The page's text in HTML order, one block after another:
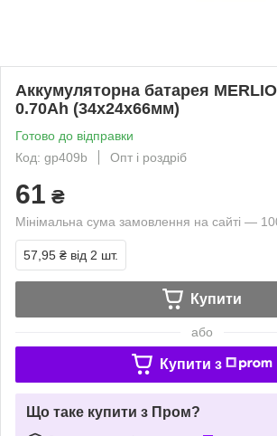
Аккумуляторна батарея
0.70Ah (34х24х66мм)
Готово до відправки
Код: gp409b
Опт і роздріб
61 ₴
Мінімальна сума замовлення на сайті —
57,95 ₴ від 2 шт.
Купити
або
Купити з
Що таке купити з Пром?